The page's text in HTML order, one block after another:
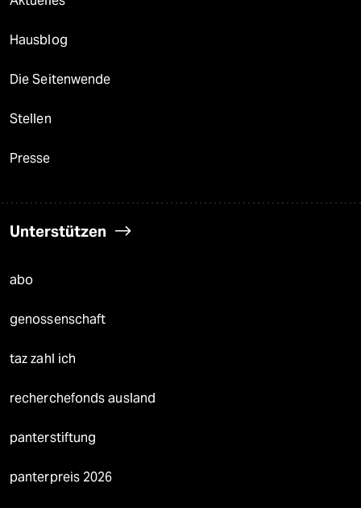
Hausblog
Die Seitenwende
Stellen
Presse
Unterstützen
abo
genossenschaft
taz zahl ich
recherchefonds ausland
panterstiftung
panterpreis 2026